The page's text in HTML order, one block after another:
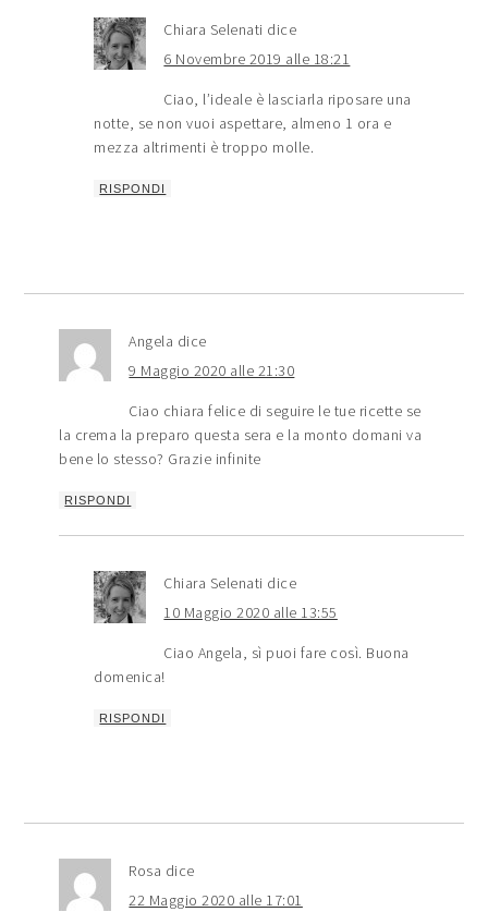
Chiara Selenati dice
6 Novembre 2019 alle 18:21
Ciao, l’ideale è lasciarla riposare una
notte, se non vuoi aspettare, almeno 1 ora e
mezza altrimenti è troppo molle.
RISPONDI
Angela dice
9 Maggio 2020 alle 21:30
Ciao chiara felice di seguire le tue ricette se
la crema la preparo questa sera e la monto domani va
bene lo stesso? Grazie infinite
RISPONDI
Chiara Selenati dice
10 Maggio 2020 alle 13:55
Ciao Angela, sì puoi fare così. Buona
domenica!
RISPONDI
Rosa dice
22 Maggio 2020 alle 17:01